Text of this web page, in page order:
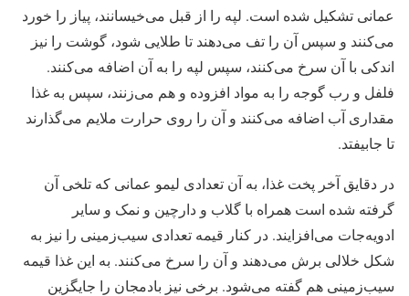
عمانی تشکیل شده است. لپه را از قبل می‌خیسانند، پیاز را خورد
می‌کنند و سپس آن را تف می‌دهند تا طلایی شود، گوشت را نیز
اندکی با آن سرخ می‌کنند، سپس لپه را به آن اضافه می‌کنند.
فلفل و رب گوجه را به مواد افزوده و هم می‌زنند، سپس به غذا
مقداری آب اضافه می‌کنند و آن را روی حرارت ملایم می‌گذارند
تا جابیفتد.
در دقایق آخر پخت غذا، به آن تعدادی لیمو عمانی که تلخی آن
گرفته شده است همراه با گلاب و دارچین و نمک و سایر
ادویه‌جات می‌افزایند. در کنار قیمه تعدادی سیب‌زمینی را نیز به
شکل خلالی برش می‌دهند و آن را سرخ می‌کنند. به این غذا قیمه
سیب‌زمینی هم گفته می‌شود. برخی نیز بادمجان را جایگزین